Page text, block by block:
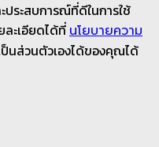
ระสบการณ์ที่ดีในการใช้
ะเอียดได้ที่นโยบายความ
ป็นส่วนตัวเองได้ของคุณได้